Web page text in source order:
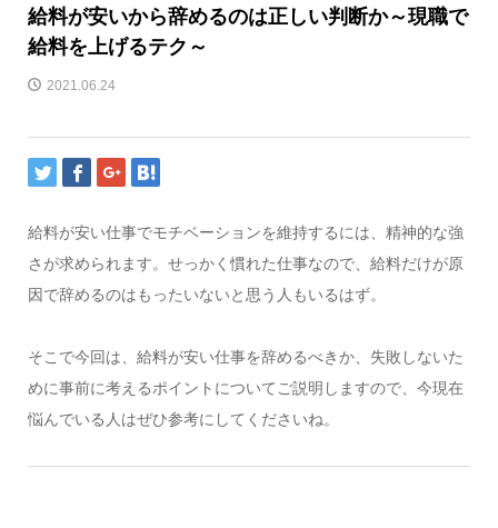
給料が安いから辞めるのは正しい判断か～現職で
給料を上げるテク～
2021.06.24
給料が安い仕事でモチベーションを維持するには、精神的な強
さが求められます。せっかく慣れた仕事なので、給料だけが原
因で辞めるのはもったいないと思う人もいるはず。
そこで今回は、給料が安い仕事を辞めるべきか、失敗しないた
めに事前に考えるポイントについてご説明しますので、今現在
悩んでいる人はぜひ参考にしてくださいね。